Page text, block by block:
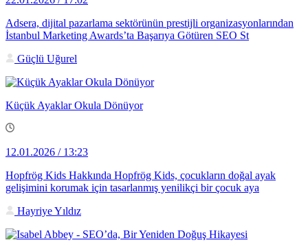
Adsera, dijital pazarlama sektörünün prestijli organizasyonlarından
İstanbul Marketing Awards’ta Başarıya Götüren SEO St
Güçlü Uğurel
Küçük Ayaklar Okula Dönüyor
12.01.2026 / 13:23
Hopfrög Kids Hakkında Hopfrög Kids, çocukların doğal ayak
gelişimini korumak için tasarlanmış yenilikçi bir çocuk aya
Hayriye Yıldız